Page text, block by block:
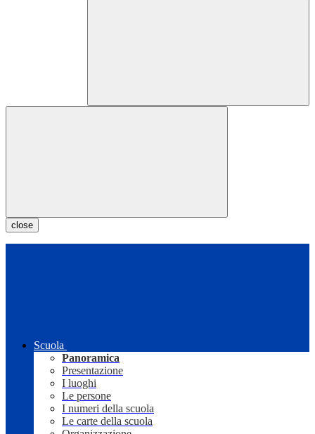
close
Scuola
Panoramica
Presentazione
I luoghi
Le persone
I numeri della scuola
Le carte della scuola